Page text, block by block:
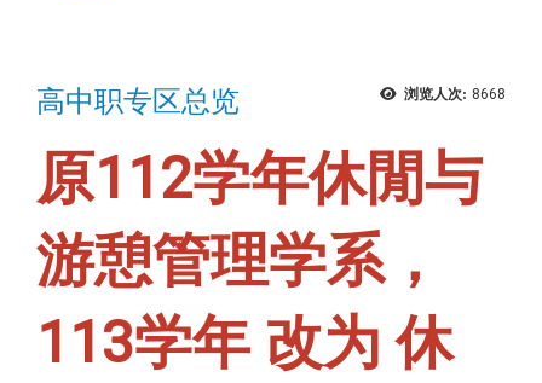
浏览人次: 8668
高中职专区总览
原112学年休閒与
游憩管理学系，
113学年 改为 休